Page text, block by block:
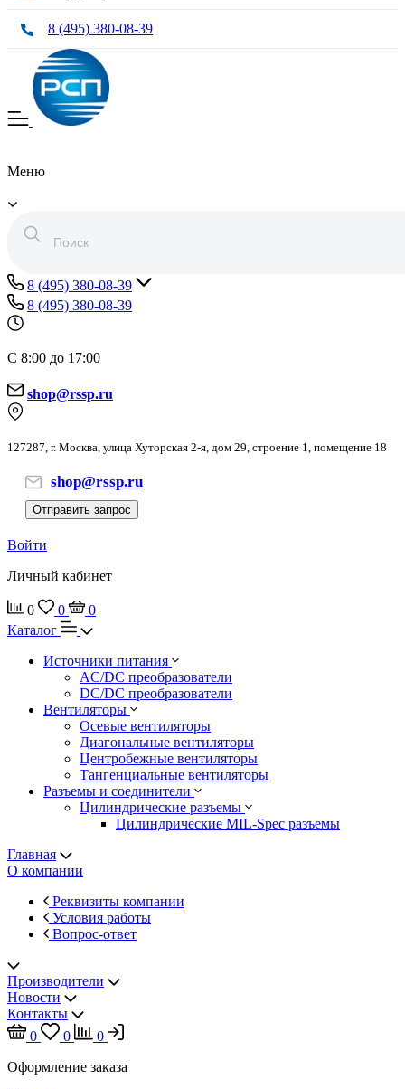
8 (495) 380-08-39
Меню
8 (495) 380-08-39
8 (495) 380-08-39
С 8:00 до 17:00
shop@rssp.ru
127287, г. Москва, улица Хуторская 2-я, дом 29, строение 1, помещение 18
shop@rssp.ru
Отправить запрос
Войти
Личный кабинет
0 0
0
Каталог
Источники питания
AC/DC преобразователи
DC/DC преобразователи
Вентиляторы
Осевые вентиляторы
Диагональные вентиляторы
Центробежные вентиляторы
Тангенциальные вентиляторы
Разъемы и соединители
Цилиндрические разъемы
Цилиндрические MIL-Spec разъемы
Главная
О компании
Реквизиты компании
Условия работы
Вопрос-ответ
Производители
Новости
Контакты
0
0
0
Оформление заказа